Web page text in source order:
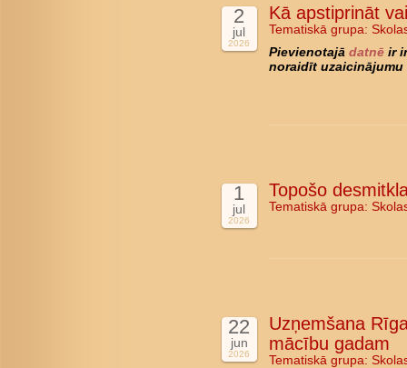
2
jul
2026
Kā apstiprināt
Tematiskā grupa:
Pievienotajā datnē ir
noraidīt uzaicinājumu
1
jul
2026
Topošo
Tematiskā grupa:
22
jun
2026
Uzņemšana
mācību gadam
Tematiskā grupa: